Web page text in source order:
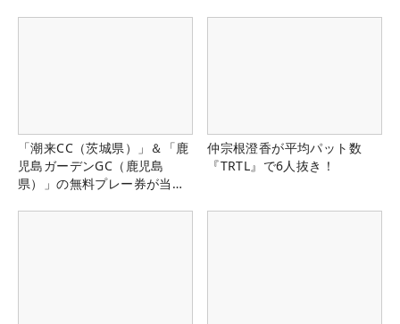
「潮来CC（茨城県）」＆「鹿
児島ガーデンGC（鹿児島
県）」の無料プレー券が当た
仲宗根澄香が平均パット数
『TRTL』で6人抜き！